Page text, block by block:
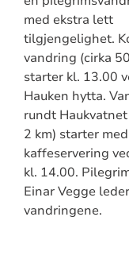
med ekstra lett
tilgjengelighet.
vandring (cirka
starter kl. 13.00
Hauken hytta.
rundt Haukvatnet
2 km) starter med
kaffeservering
kl. 14.00.
Einar Vegge leder
vandringene.